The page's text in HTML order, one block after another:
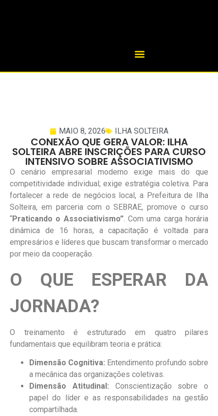
MAIO 8, 2026 ILHA SOLTEIRA
CONEXÃO QUE GERA VALOR: ILHA
SOLTEIRA ABRE INSCRIÇÕES PARA CURSO
INTENSIVO SOBRE ASSOCIATIVISMO
O cenário empresarial moderno exige mais do que
competitividade individual; exige estratégia coletiva. Para
fortalecer a rede de negócios local, a Prefeitura de Ilha
Solteira, em parceria com o SEBRAE, promove o curso
“Praticando o Associativismo”. Com uma carga horária
dinâmica de 16 horas, a capacitação é voltada para
empresários e líderes que buscam transformar o mercado
por meio da cooperação.
O QUE ESPERAR DA
JORNADA?
O treinamento é estruturado em quatro pilares
fundamentais que equilibram teoria e prática:
Dimensão Cognitiva: Entendimento profundo sobre
a mecânica das organizações coletivas.
Dimensão Atitudinal: Conscientização sobre o
papel do líder e as responsabilidades na gestão
compartilhada.